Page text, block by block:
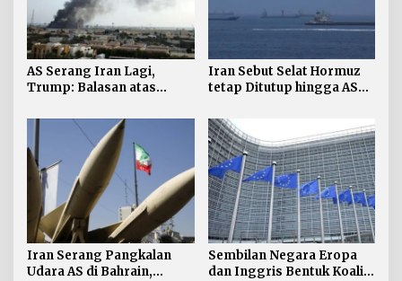
AS Serang Iran Lagi,
Trump: Balasan atas
Iran Sebut Selat Hormuz
tetap Ditutup hingga AS
Iran Serang Pangkalan
Udara AS di Bahrain,
Sembilan Negara Eropa
dan Inggris Bentuk Koalisi